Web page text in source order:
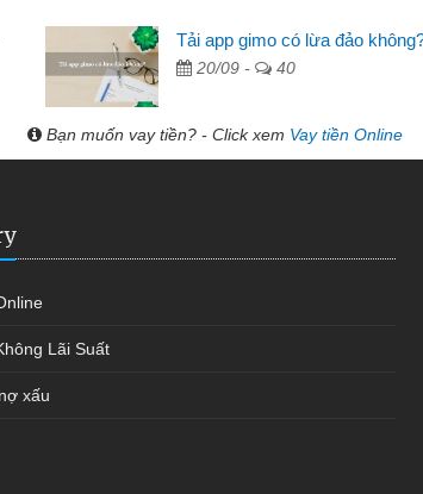
lẻ nhiều lúc cần vốn nhập
bạn bè giới thiệu tôi đã giải
nhanh chóng
Tải app gimo có lừa đảo
20/09 - 40
Bạn muốn vay tiền? - Click xem Vay tiền Online
Lãi Suất
xấu